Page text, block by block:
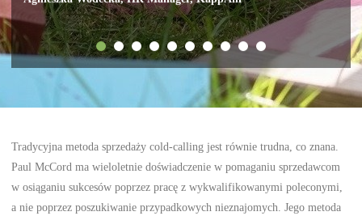
Tradycyjna metoda sprzedaży cold-calling jest równie trudna, co znana.
Paul McCord ma wieloletnie doświadczenie w pomaganiu sprzedawcom
w osiąganiu sukcesów poprzez pracę z wykwalifikowanymi poleconymi,
a nie poprzez poszukiwanie przypadkowych nieznajomych. Jego metoda